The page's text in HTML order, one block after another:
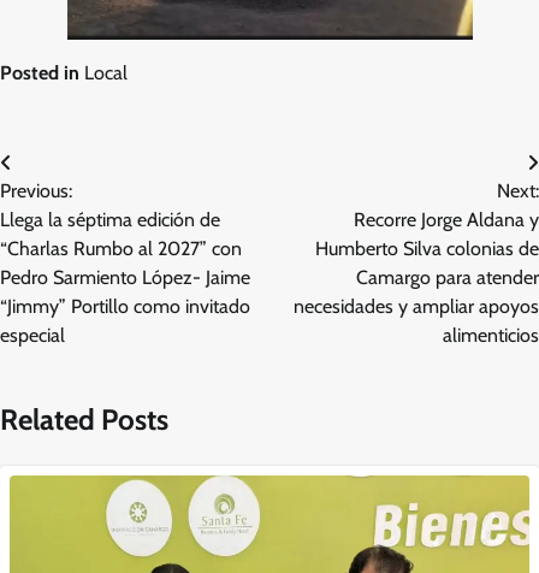
Posted in Local
Navegación
de
entradas
Previous:
Llega la séptima edición de
“Charlas Rumbo al 2027” con
Pedro Sarmiento López- Jaime
“Jimmy” Portillo como invitado
especial
Next:
Recorre Jorge Aldana y
Humberto Silva colonias de
Camargo para atender
necesidades y ampliar apoyos
alimenticios
Related Posts